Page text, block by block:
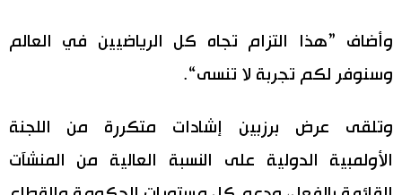
وأضاف ”هذا التزام تجاه كل الرياضيين في العالم
وسنوفر لكم تجربة لا تنسى“.
وتلقى عرض برزبين إشادات متكررة من اللجنة
الأولمبية الدولية على النسبة العالية من المنشآت